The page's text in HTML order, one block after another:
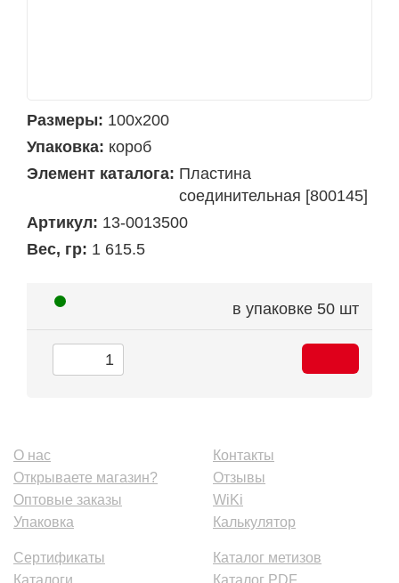
Размеры: 100х200
Упаковка: короб
Элемент каталога: Пластина
соединительная [800145]
Артикул: 13-0013500
Вес, гр: 1 615.5
в упаковке 50 шт
О нас
Открываете магазин?
Оптовые заказы
Упаковка
Контакты
Отзывы
WiKi
Калькулятор
Сертификаты
Каталоги
Каталог метизов
Каталог PDF